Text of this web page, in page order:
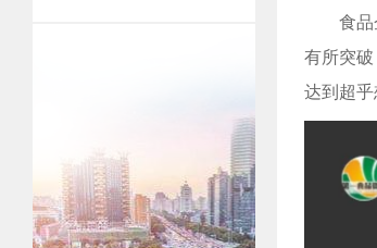
食
有所突
达到超乎